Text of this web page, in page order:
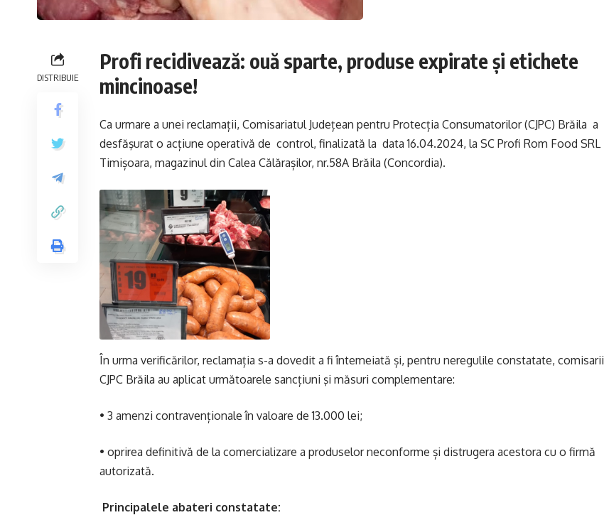
DISTRIBUIE
Profi recidivează: ouă sparte, produse expirate și etichete
mincinoase!
Ca urmare a unei reclamații, Comisariatul Județean pentru Protecția Consumatorilor (CJPC) Brăila a
desfăşurat o acțiune operativă de control, finalizată la data 16.04.2024, la SC Profi Rom Food SRL
Timișoara, magazinul din Calea Călărașilor, nr.58A Brăila (Concordia).
În urma verificărilor, reclamația s-a dovedit a fi întemeiată și, pentru neregulile constatate, comisarii
CJPC Brăila au aplicat următoarele sancțiuni şi măsuri complementare:
• 3 amenzi contravenționale în valoare de 13.000 lei;
• oprirea definitivă de la comercializare a produselor neconforme și distrugera acestora cu o firmă
autorizată.
Principalele abateri constatate: